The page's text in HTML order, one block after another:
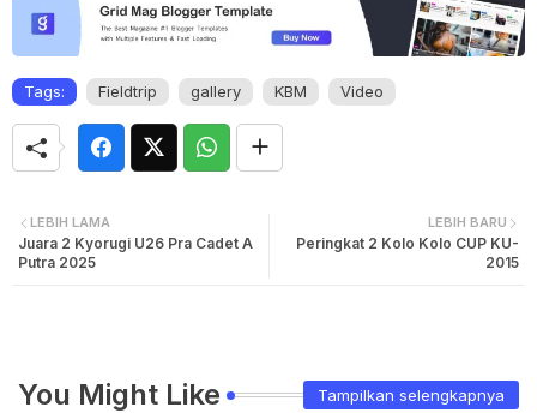
Tags: Fieldtrip gallery KBM Video
LEBIH BARU
Peringkat 2 Kolo Kolo CUP KU-
2015
LEBIH LAMA
Juara 2 Kyorugi U26 Pra Cadet A
Putra 2025
You Might Like Tampilkan selengkapnya